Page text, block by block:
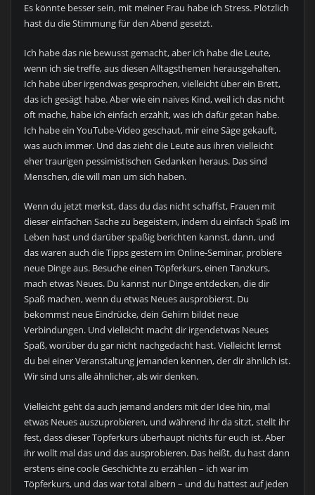
Es könnte besser sein, mit meiner Frau habe ich Stress. Plötzlich
hast du die Stimmung für den Abend gesetzt.
Ich habe das nie bewusst gemacht, aber ich habe die Leute,
wenn ich sie treffe, aus diesen Alltagsthemen herausgehalten.
Ich habe über irgendwas gesprochen, vielleicht über ein Brett,
das ich gesägt habe. Aber wie ein naives Kind, weil ich das nicht
oft mache, habe ich einfach erzählt, was ich dafür getan habe.
Ich habe ein YouTube-Video geschaut, mir eine Säge gekauft,
was auch immer. Und das zieht die Leute aus ihren vielleicht
eher traurigen pessimistischen Gedanken heraus. Das sind
Menschen, die will man um sich haben.
Wenn du jetzt merkst, dass du das nicht schaffst, Frauen mit
dieser einfachen Sache zu begeistern, indem du einfach Spaß im
Leben hast und darüber spaßig berichten kannst, dann, und
das waren auch die Tipps gestern im Online-Seminar, probiere
neue Dinge aus. Besuche einen Töpferkurs, einen Tanzkurs,
mach etwas Neues. Du kannst nur Dinge entdecken, die dir
Spaß machen, wenn du etwas Neues ausprobierst. Du
bekommst neue Eindrücke, dein Gehirn bildet neue
Verbindungen. Und vielleicht macht dir irgendetwas Neues
Spaß, worüber du gar nicht nachgedacht hast. Vielleicht lernst
du bei einer Veranstaltung jemanden kennen, der dir ähnlich ist.
Wir sind uns alle ähnlicher, als wir denken.
Vielleicht geht da auch jemand anders mit der Idee hin, mal
etwas Neues auszuprobieren, und während ihr da sitzt, stellt ihr
fest, dass dieser Töpferkurs überhaupt nichts für euch ist. Aber
ihr wollt mal das und das ausprobieren. Das heißt, du hast dann
erstens eine coole Geschichte zu erzählen – ich war im
Töpferkurs, und das war total albern – und du hattest auf jeden